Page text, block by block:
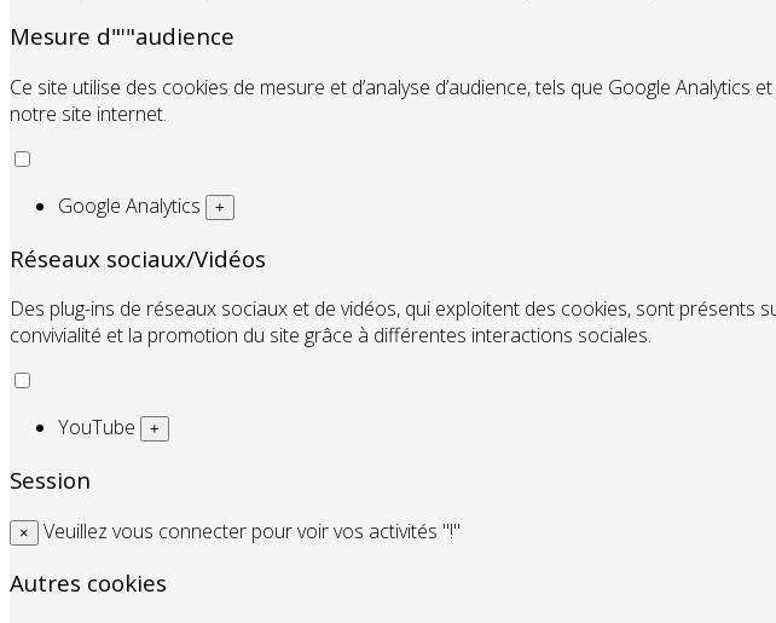
Mesure d"'"audience
Ce site utilise des cookies de mesure et d’analyse d’audience, tels que Google Analytics
notre site internet.
Google Analytics +
Réseaux sociaux/Vidéos
Des plug-ins de réseaux sociaux et de vidéos, qui exploitent des cookies, sont présents
convivialité et la promotion du site grâce à différentes interactions sociales.
YouTube +
Session
× Veuillez vous connecter pour voir vos activités "!"
Autres cookies